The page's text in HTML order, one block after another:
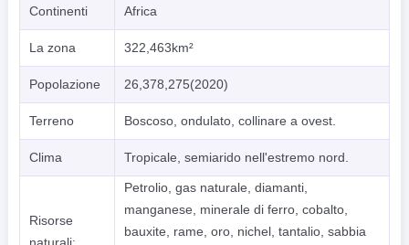
Continenti Africa
La zona 322,463km²
Popolazione 26,378,275(2020)
Terreno Boscoso, ondulato, collinare a ovest.
Clima Tropicale, semiarido nell'estremo nord.
Risorse
Petrolio, gas naturale, diamanti,
manganese, minerale di ferro, cobalto,
bauxite, rame, oro, nichel, tantalio, sabbia